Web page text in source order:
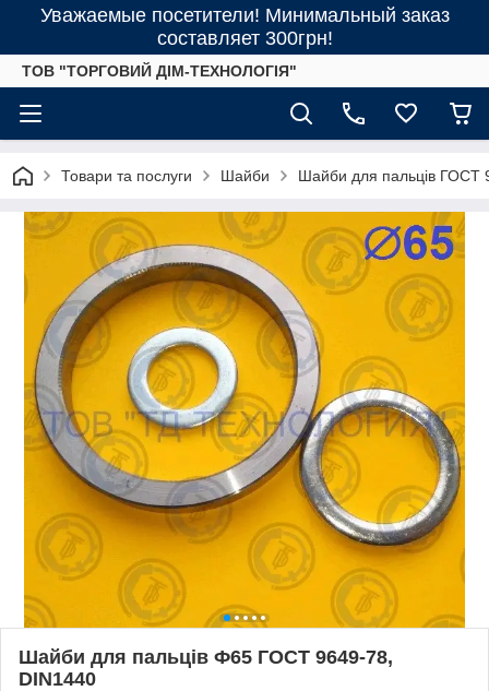
Уважаемые посетители! Минимальный заказ
составляет 300грн!
ТОВ "ТОРГОВИЙ ДІМ-ТЕХНОЛОГІЯ"
Товари та послуги Шайби Шайби для пальців ГОСТ
Шайби для пальців Ф65 ГОСТ 9649-78,
DIN1440